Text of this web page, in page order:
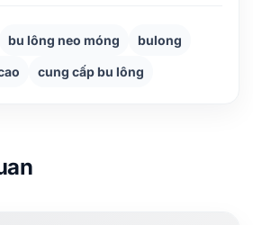
bu lông neo móng bulong
cung cấp bu lông